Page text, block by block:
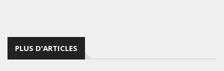
PLUS D'ARTICLES